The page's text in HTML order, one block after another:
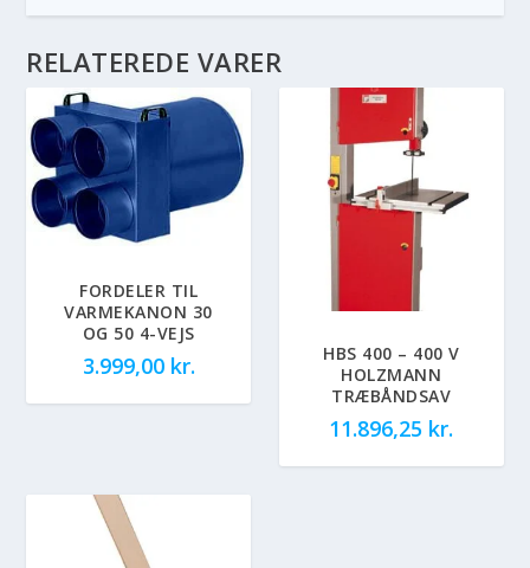
RELATEREDE VARER
FORDELER TIL
VARMEKANON 30
OG 50 4-VEJS
3.999,00 kr.
HBS 400 – 400 V
HOLZMANN
TRÆBÅNDSAV
11.896,25 kr.